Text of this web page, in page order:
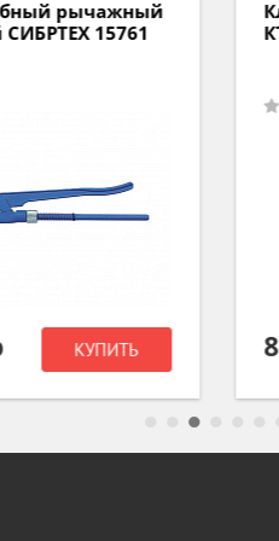
трубный рычажный
1 НИЗ 15788
КУПИТЬ